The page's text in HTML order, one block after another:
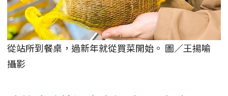
從站所到餐桌，過新年就從買菜開始。 圖／王揚喻
攝影